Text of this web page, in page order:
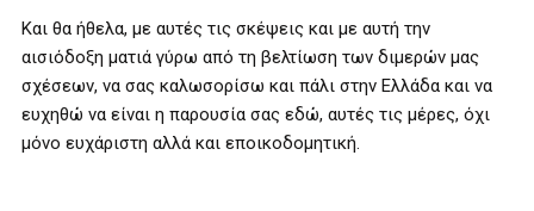
Και θα ήθελα, με αυτές τις σκέψεις και με αυτή την
αισιόδοξη ματιά γύρω από τη βελτίωση των διμερών μας
σχέσεων, να σας καλωσορίσω και πάλι στην Ελλάδα και να
ευχηθώ να είναι η παρουσία σας εδώ, αυτές τις μέρες, όχι
μόνο ευχάριστη αλλά και εποικοδομητική.